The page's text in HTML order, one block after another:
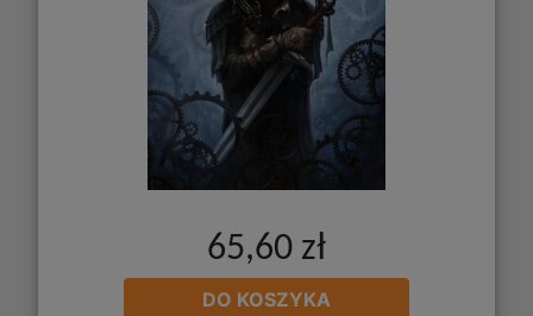
65,60 zł
DO KOSZYKA